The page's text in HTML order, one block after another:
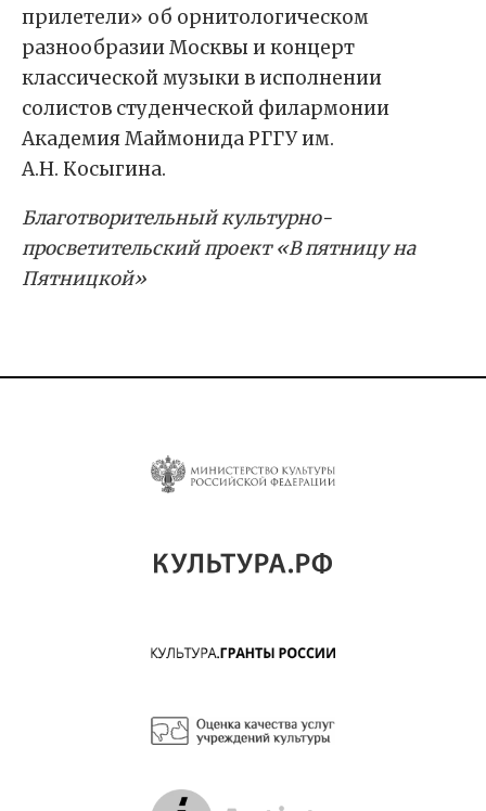
прилетели» об орнитологическом
разнообразии Москвы и концерт
классической музыки в исполнении
солистов студенческой филармонии
Академия Маймонида РГГУ им.
А.Н. Косыгина.
Благотворительный культурно-
просветительский проект «В пятницу на
Пятницкой»